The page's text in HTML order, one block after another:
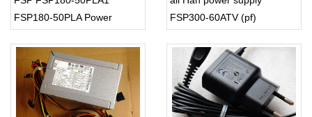
FSP180-50PLA Power
FSP300-60ATV (pf)